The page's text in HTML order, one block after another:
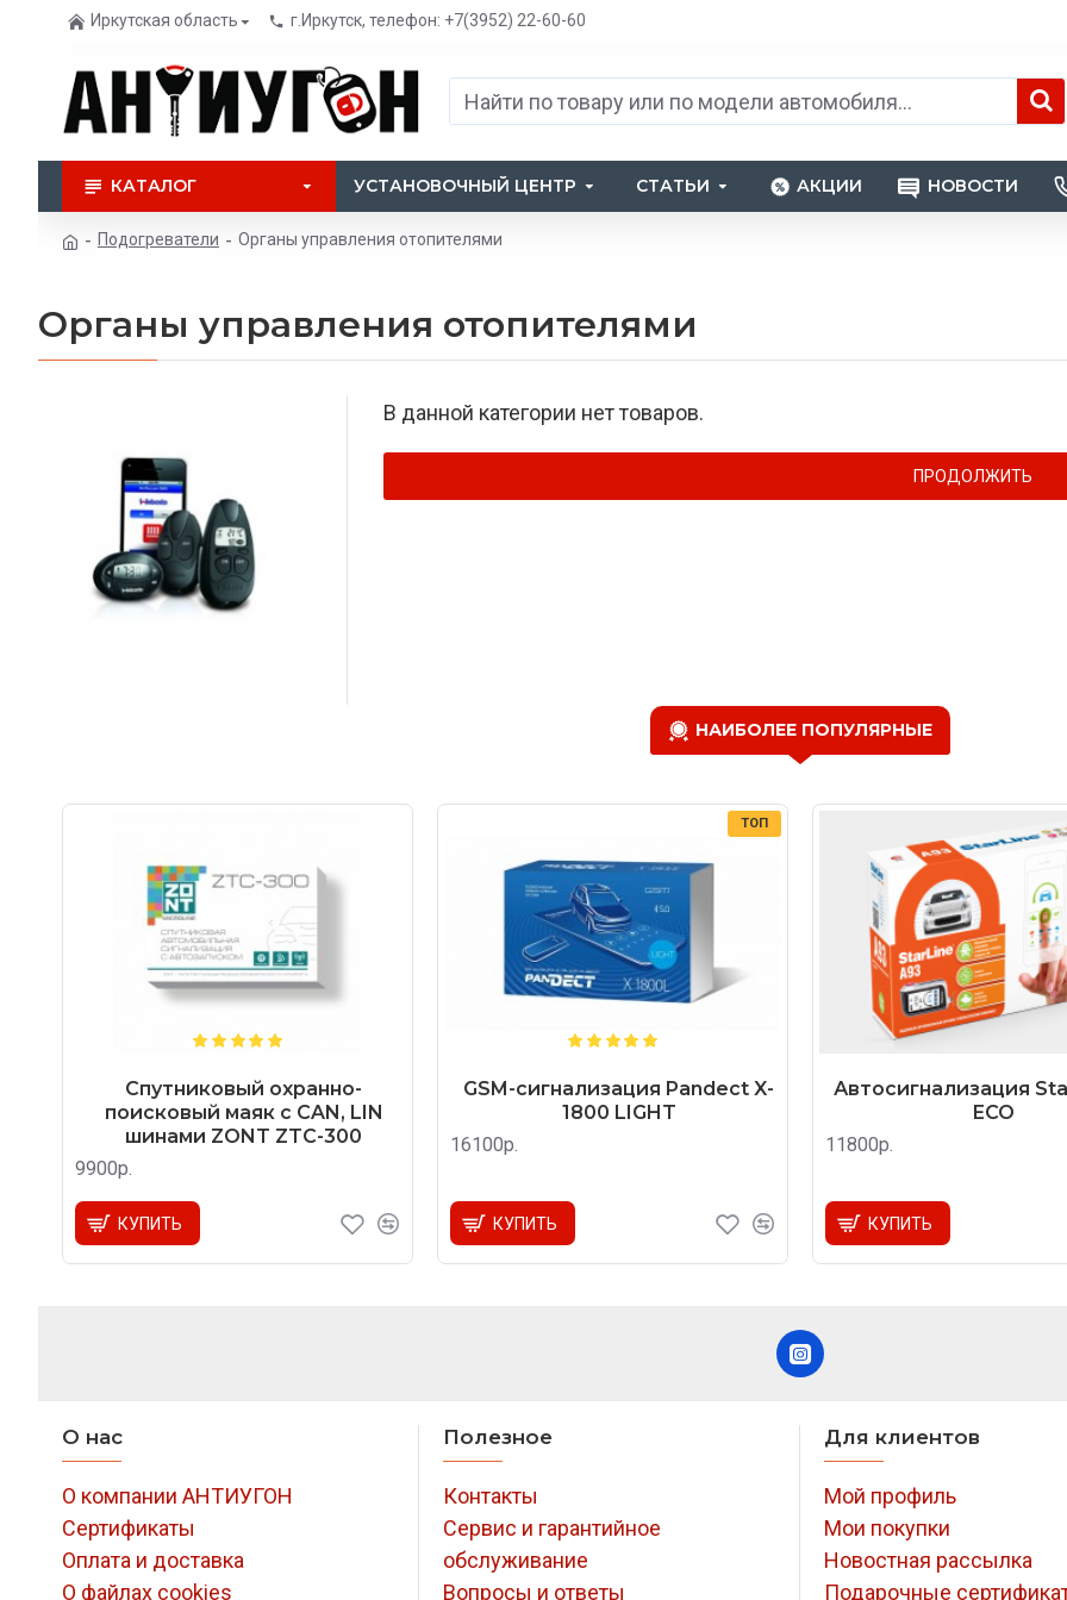
Иркутская область г.Иркутск, телефон: +7(3952) 22-60-60
КАТАЛОГ УСТАНОВОЧНЫЙ ЦЕНТР СТАТЬИ АКЦИИ НОВОСТИ
Подогреватели Органы управления отопителями
Органы управления отопителями
В данной категории нет товаров.
ПРОДОЛЖИТЬ
НАИБОЛЕЕ ПОПУЛЯРНЫЕ
Спутниковый охранно-
поисковый маяк с CAN, LIN
шинами ZONT ZTC-300
9900р.
КУПИТЬ
ТОП
GSM-сигнализация Pandect X-
1800 LIGHT
16100р.
КУПИТЬ
Автосигнализация
ECO
11800р.
КУПИТЬ
О нас
О компании АНТИУГОН
Сертификаты
Оплата и доставка
О файлах cookies
Полезное
Контакты
Сервис и гарантийное
обслуживание
Вопросы и ответы
Для клиентов
Мой профиль
Мои покупки
Новостная рассылка
Подарочные